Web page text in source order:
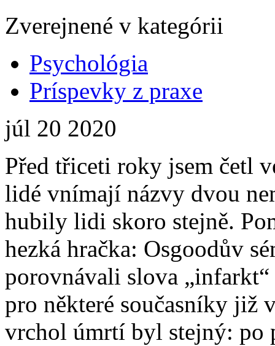
Zverejnené v kategórii
Psychológia
Príspevky z praxe
júl 20 2020
Před třiceti roky jsem četl
lidé vnímají názvy dvou
hubily lidi skoro stejně.
hezká hračka: Osgoodův
porovnávali slova
pro některé současníky již
vrchol úmrtí byl stejný: po